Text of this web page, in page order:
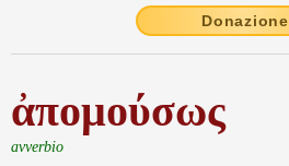
Donazione
ἀπομούσως
avverbio